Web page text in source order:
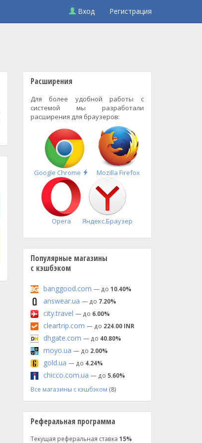
Вход Регистрация
Расширения
Для более удобной работы с
системой мы разработали
расширения для браузеров:
Google Chrome
Быстрая
установка
Mozilla Firefox
Opera Яндекс.Браузер
Популярные магазины
с кэшбэком
banggood.com — до 10.40%
answear.ua — до 7.20%
city.travel — до 6.00%
cleartrip.com — до 224.00 INR
dhgate.com — до 40.80%
moyo.ua — до 2.00%
gold.ua — до 4.24%
chicco.com.ua — до 5.60%
Все магазины с кэшбэком (8)
Реферальная программа
Текущая реферальная ставка 15%